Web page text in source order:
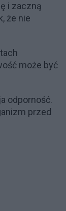
i zaczną
że nie
może być
odporność.
przed